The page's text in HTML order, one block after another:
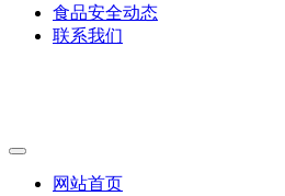
食品安全动态
联系我们
网站首页